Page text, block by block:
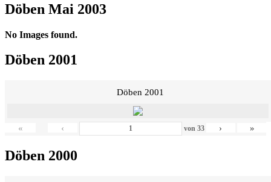
Döben Mai 2003
No Images found.
Döben 2001
Döben 2001
« ‹ von 33 › »
Döben 2000